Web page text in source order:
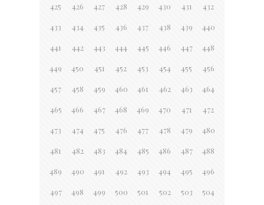
425 426 427 428 429 430 431 432
433 434 435 436 437 438 439 440
441 442 443 444 445 446 447 448
449 450 451 452 453 454 455 456
457 458 459 460 461 462 463 464
465 466 467 468 469 470 471 472
473 474 475 476 477 478 479 480
481 482 483 484 485 486 487 488
489 490 491 492 493 494 495 496
497 498 499 500 501 502 503 504